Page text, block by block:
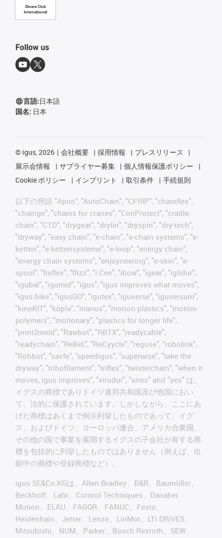
Diners Club
International
Follow us
言語:日本語
国名: 日本
© igus, 2026 会社概要 採用情報
プレスリリース
展示会情報
サプライヤー募集
個人情報保護ポリシー
Cookie ポリシー
インプリント 取引条件 手続規則
以下の用語 "Apiro", "AutoChain", "CFRIP", "chainflex",
"chainge", "chains for cranes", "ConProtect", "cradle-
chain", "CTD", "drygear", "drylin", "dryspin", "dry-tech",
"dryway", "easy chain", "e-chain", "e-chain systems", "e-
ketten", "e-kettensysteme", "e-loop", "energy chain",
"energy chain systems", "enjoyneering", "e-skin", "e-
spool", "fixflex", "flizz", "i.Cee", "ibow", "igear", "iglidur",
"igubal", "igumid", "igus", "igus improves what moves",
"igus:bike", "igusGO", "igutex", "iguverse", "iguversum",
"kineKIT", "kopla", "manus", "motion plastics", "motion
polymers", "motionary", "plastics for longer life",
"print2mold", "Rawbot", "RBTX", "readycable",
"readychain", "ReBeL", "ReCyycle", "reguse", "robolink",
"Rohbot", "savfe", "speedigus", "superwise", "take the
dryway", "tribofilament", "triflex", "twisterchain", "when it
moves, igus improves", "xirodur", "xiros" and "yes" は、
イグスの商標でありドイツ連邦共和国及び他国におい
て、法的に保護されています。しかしながら、ここにあ
げた商標はあくまで例示列挙したものであって、イグ
ス、およびドイツ、ヨーロッパ連合、アメリカ合衆国、
その他の国で事業を展開するイグスの子会社が有する商
標を包括的に列挙したものではありません（例えば、出
願中の商標や登録商標など）。
igus SE&Co.KGは、Allen Bradley、B&R、Baumüller、
Beckhoff、Lahr、Control Techniques、Danaher
Motion、ELAU、FAGOR、FANUC、Festo、
Heidenhain、Jetter、Lenze、LinMot、LTi DRiVES、
Mitsubishi、NUM、Parker、Bosch Rexroth、SEW、